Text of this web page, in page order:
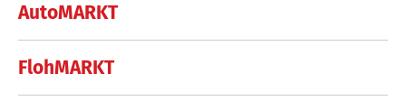
AutoMARKT
FlohMARKT